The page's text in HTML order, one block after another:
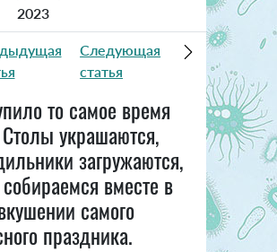
2023
Следующая
статья
то самое время
украшаются,
загружаются,
вместе в
самого
праздника.